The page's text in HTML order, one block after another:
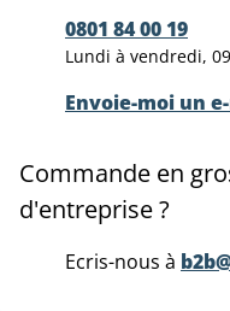
0801 84 00 19
Lundi à vendredi,
Envoie-moi un
Commande en
d'entreprise ?
Ecris-nous à